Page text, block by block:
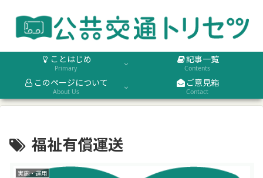
ことはじめ
Primary
記事一覧
Contents
このページについて
About Us
ご意見箱
Contact
福祉有償運送
実施・運用